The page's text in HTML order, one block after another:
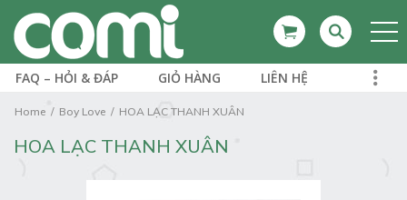
FAQ – HỎI & ĐÁP GIỎ HÀNG LIÊN HỆ
Home Boy Love HOA LẠC THANH XUÂN
HOA LẠC THANH XUÂN